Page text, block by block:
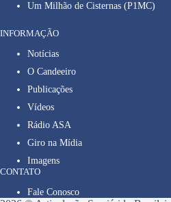
Um Milhão de Cisternas (P1MC)
INFORMAÇÃO
Notícias
O Candeeiro
Publicações
Vídeos
Rádio ASA
Giro na Mídia
Imagens
CONTATO
Fale Conosco